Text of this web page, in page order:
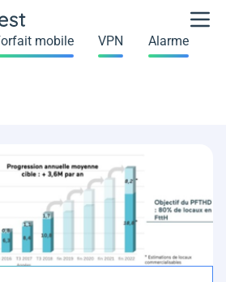
mobile VPN Alarme